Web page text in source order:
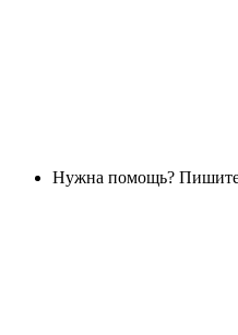
Нужна помощь?